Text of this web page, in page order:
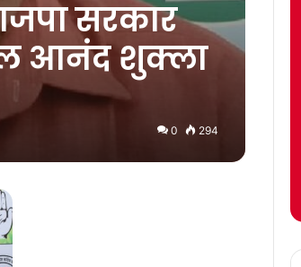
सरकार
आनंद शुक्ला
0 294